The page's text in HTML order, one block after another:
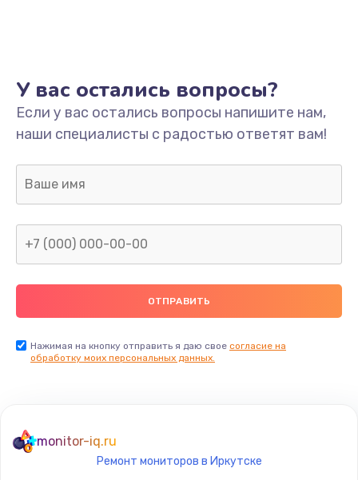
995 руб.
Заказать
Замена шлейфа матрицы
2600 руб.
Замена видеочипа
Ремонт разъема питания
745 руб.
У вас остались вопросы?
Если у вас остались вопросы напишите нам,
наши специалисты с радостью ответят вам!
Нажимая на кнопку отправить я даю свое согласие на
обработку моих персональных данных.
monitor-iq.ru
Ремонт мониторов в Иркутске